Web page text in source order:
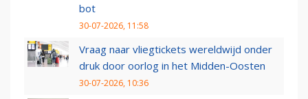
bot
30-07-2026, 11:58
Vraag naar vliegtickets wereldwijd onder
druk door oorlog in het Midden-Oosten
30-07-2026, 10:36